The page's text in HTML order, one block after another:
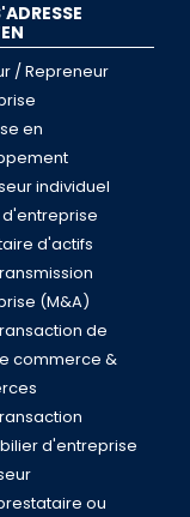
/ Repreneur
en
individuel
d'actifs
(M&A)
de
commerce &
d'entreprise
ou